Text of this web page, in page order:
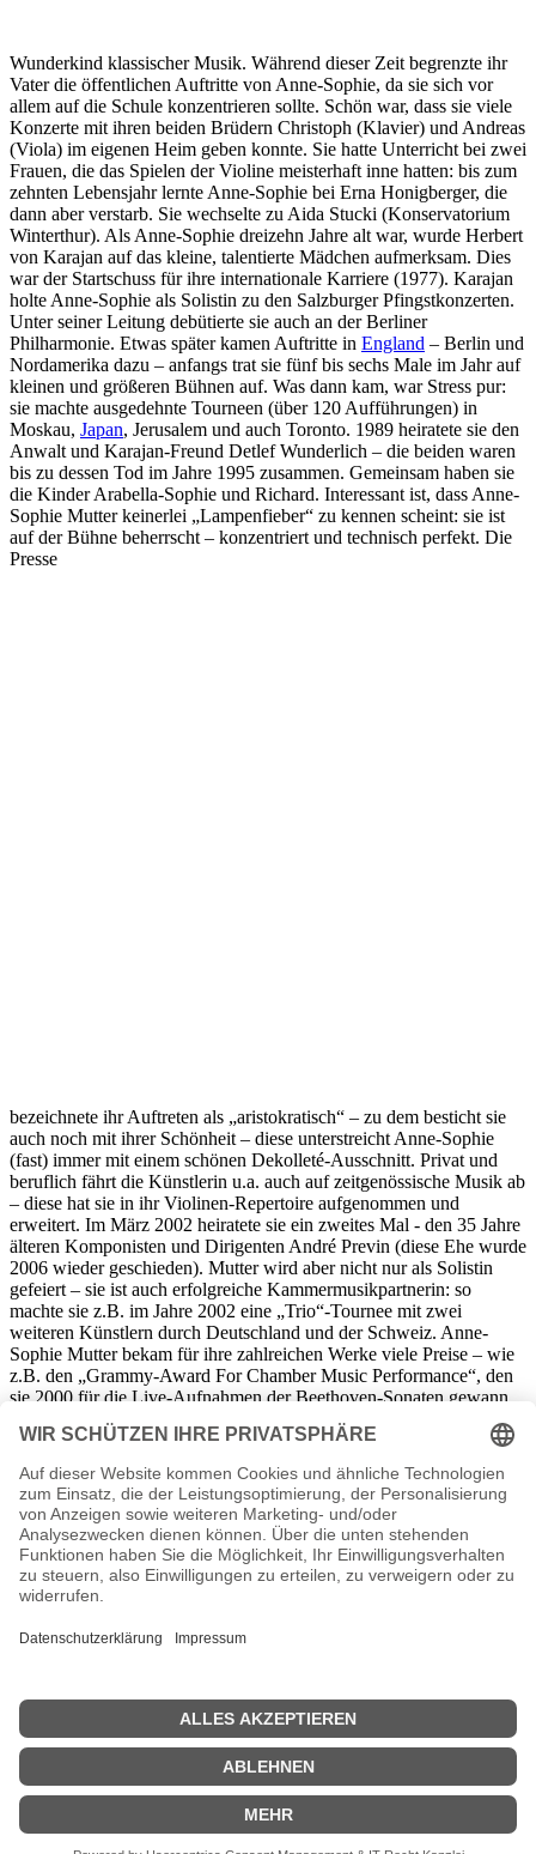
Wunderkind klassischer Musik. Während dieser Zeit begrenzte ihr
Vater die öffentlichen Auftritte von Anne-Sophie, da sie sich vor
allem auf die Schule konzentrieren sollte. Schön war, dass sie viele
Konzerte mit ihren beiden Brüdern Christoph (Klavier) und Andreas
(Viola) im eigenen Heim geben konnte. Sie hatte Unterricht bei zwei
Frauen, die das Spielen der Violine meisterhaft inne hatten: bis zum
zehnten Lebensjahr lernte Anne-Sophie bei Erna Honigberger, die
dann aber verstarb. Sie wechselte zu Aida Stucki (Konservatorium
Winterthur). Als Anne-Sophie dreizehn Jahre alt war, wurde Herbert
von Karajan auf das kleine, talentierte Mädchen aufmerksam. Dies
war der Startschuss für ihre internationale Karriere (1977). Karajan
holte Anne-Sophie als Solistin zu den Salzburger Pfingstkonzerten.
Unter seiner Leitung debütierte sie auch an der Berliner
Philharmonie. Etwas später kamen Auftritte in England – Berlin und
Nordamerika dazu – anfangs trat sie fünf bis sechs Male im Jahr auf
kleinen und größeren Bühnen auf. Was dann kam, war Stress pur:
sie machte ausgedehnte Tourneen (über 120 Aufführungen) in
Moskau, Japan, Jerusalem und auch Toronto. 1989 heiratete sie den
Anwalt und Karajan-Freund Detlef Wunderlich – die beiden waren
bis zu dessen Tod im Jahre 1995 zusammen. Gemeinsam haben sie
die Kinder Arabella-Sophie und Richard. Interessant ist, dass Anne-
Sophie Mutter keinerlei „Lampenfieber“ zu kennen scheint: sie ist
auf der Bühne beherrscht – konzentriert und technisch perfekt. Die
Presse
bezeichnete ihr Auftreten als „aristokratisch“ – zu dem besticht sie
auch noch mit ihrer Schönheit – diese unterstreicht Anne-Sophie
(fast) immer mit einem schönen Dekolleté-Ausschnitt. Privat und
beruflich fährt die Künstlerin u.a. auch auf zeitgenössische Musik ab
– diese hat sie in ihr Violinen-Repertoire aufgenommen und
erweitert. Im März 2002 heiratete sie ein zweites Mal - den 35 Jahre
älteren Komponisten und Dirigenten André Previn (diese Ehe wurde
2006 wieder geschieden). Mutter wird aber nicht nur als Solistin
gefeiert – sie ist auch erfolgreiche Kammermusikpartnerin: so
machte sie z.B. im Jahre 2002 eine „Trio“-Tournee mit zwei
weiteren Künstlern durch Deutschland und der Schweiz. Anne-
Sophie Mutter bekam für ihre zahlreichen Werke viele Preise – wie
z.B. den „Grammy-Award For Chamber Music Performance“, den
sie 2000 für die Live-Aufnahmen der Beethoven-Sonaten gewann.
2002 wurde sie mit den Bayerischen Maximiliansorden für
Wissenschaft und Kunst geehrt – außerdem bekam sie das
wurde sie auch mit dem Bundesverdienstkreuz 1. Klasse
ausgezeichnet. Kompliment! Übrigens: die Musikerin ist auch in
Sachen Wohltätigkeit sehr aktiv. Sie gründete bereits 1987 ihre
eigene Stiftung (Rudolf-Eberle-Stiftung), die sich um die Förderung
von jungen Streichern bemüht. Für März 2010 ist ein Konzert mit
dem „Londoner-Philharmonic-Orchestra“ in der Essener
Anne-Sophie Mutter Seiten, Steckbrief etc.
Anne-Sophie Mutter Lyrics
Anne-Sophie Mutter Discografie
Anne-Sophie Mutter Discography
| © 2013–2023 was-war-wann.de. Alle Rechte vorbehalten. |
Impressum| Kurzbiografie deutsch | Vita |